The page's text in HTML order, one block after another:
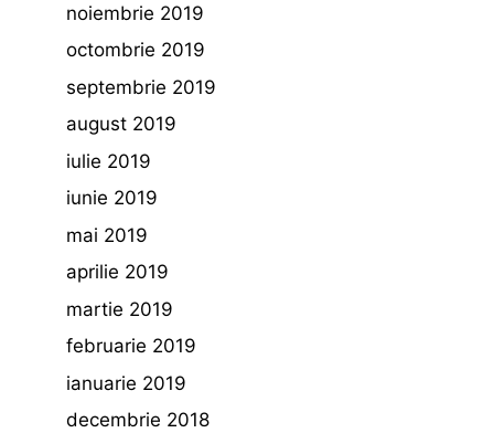
noiembrie 2019
octombrie 2019
septembrie 2019
august 2019
iulie 2019
iunie 2019
mai 2019
aprilie 2019
martie 2019
februarie 2019
ianuarie 2019
decembrie 2018